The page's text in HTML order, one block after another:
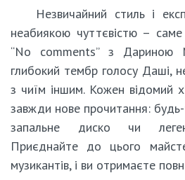
Незвичайний стиль і
неабиякою чуттєвістю – саме
“No comments” з Дариною
глибокий тембр голосу Даші,
з чиїм іншим. Кожен відомий
завжди нове прочитання:
запальне диско чи
Приєднайте до цього
музикантів, і ви отримаєте